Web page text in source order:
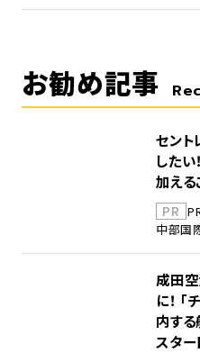
お勧め記事
セント
した
加える
PR
中部国
成田
に！
内す
スター